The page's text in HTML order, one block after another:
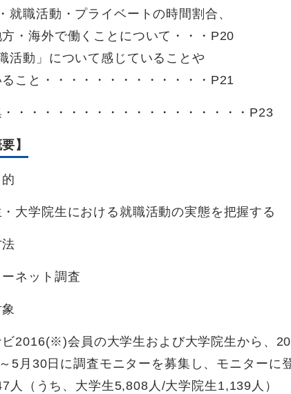
就職活動・プライベートの時間割合、
・海外で働くことについて・・・P20
活動」について感じていることや
こと・・・・・・・・・・・・・P21
・・・・・・・・・・・・・・・・・・P23
】
大学院生における就職活動の実態を把握する
ネット調査
2016(※)会員の大学生および大学院生から、
5月30日に調査モニターを募集し、モニターに
人（うち、大学生5,808人/大学院生1,139人）